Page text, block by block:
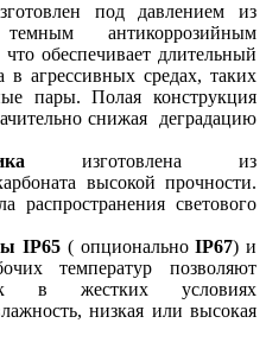
под давлением из
антикоррозийным
обеспечивает длительный
в агрессивных средах, таких
пары. Полая конструкция
снижая деградацию
изготовлена из
высокой прочности.
распространения светового
IP65 ( опциональноIP67) и
температур позволяют
в жестких условиях
низкая или высокая